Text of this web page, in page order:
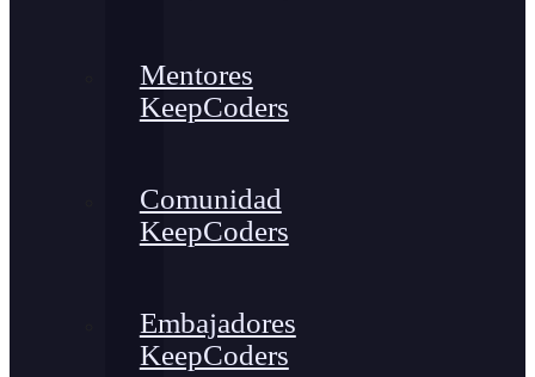
Mentores
KeepCoders
Comunidad
KeepCoders
Embajadores
KeepCoders